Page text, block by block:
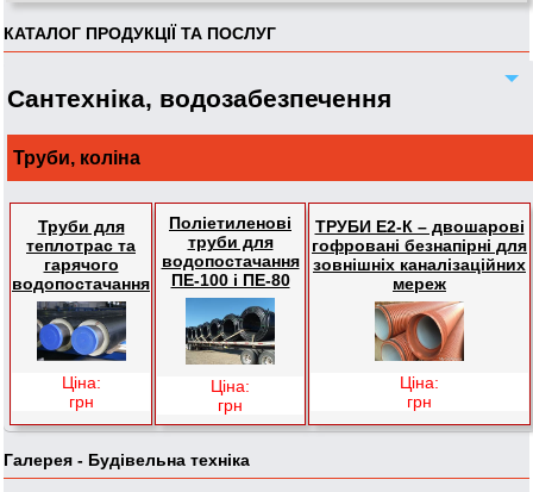
КАТАЛОГ ПРОДУКЦІЇ ТА ПОСЛУГ
Сантехніка, водозабезпечення
Труби, коліна
Труби для
теплотрас та
гарячого
водопостачання
Ціна:
грн
Поліетиленові
труби для
водопостачання
ПЕ-100 і ПЕ-80
Ціна:
грн
ТРУБИ Е2-К – двошарові
гофровані безнапірні для
зовнішніх каналізаційних
мереж
Ціна:
грн
Галерея - Будівельна техніка